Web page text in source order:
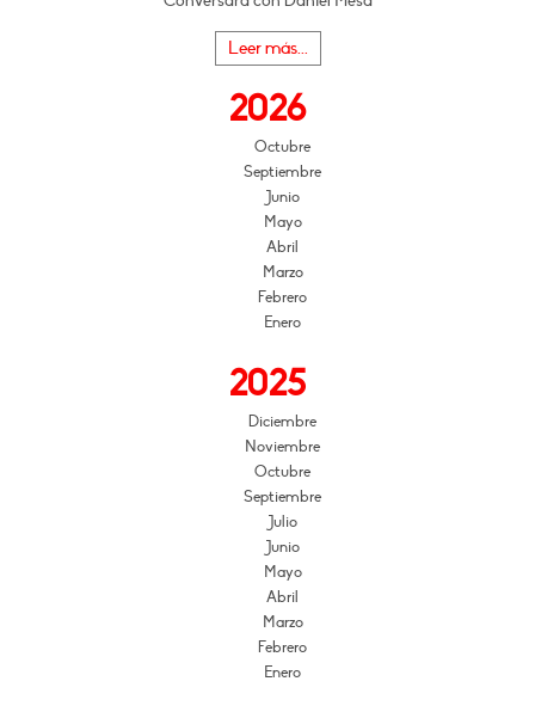
Leer más...
2026
Octubre
Septiembre
Junio
Mayo
Abril
Marzo
Febrero
Enero
2025
Diciembre
Noviembre
Octubre
Septiembre
Julio
Junio
Mayo
Abril
Marzo
Febrero
Enero